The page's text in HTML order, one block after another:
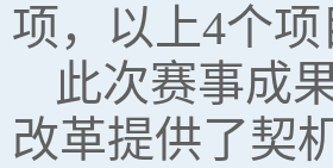
项，以上4个
此次赛事成
改革提供了契